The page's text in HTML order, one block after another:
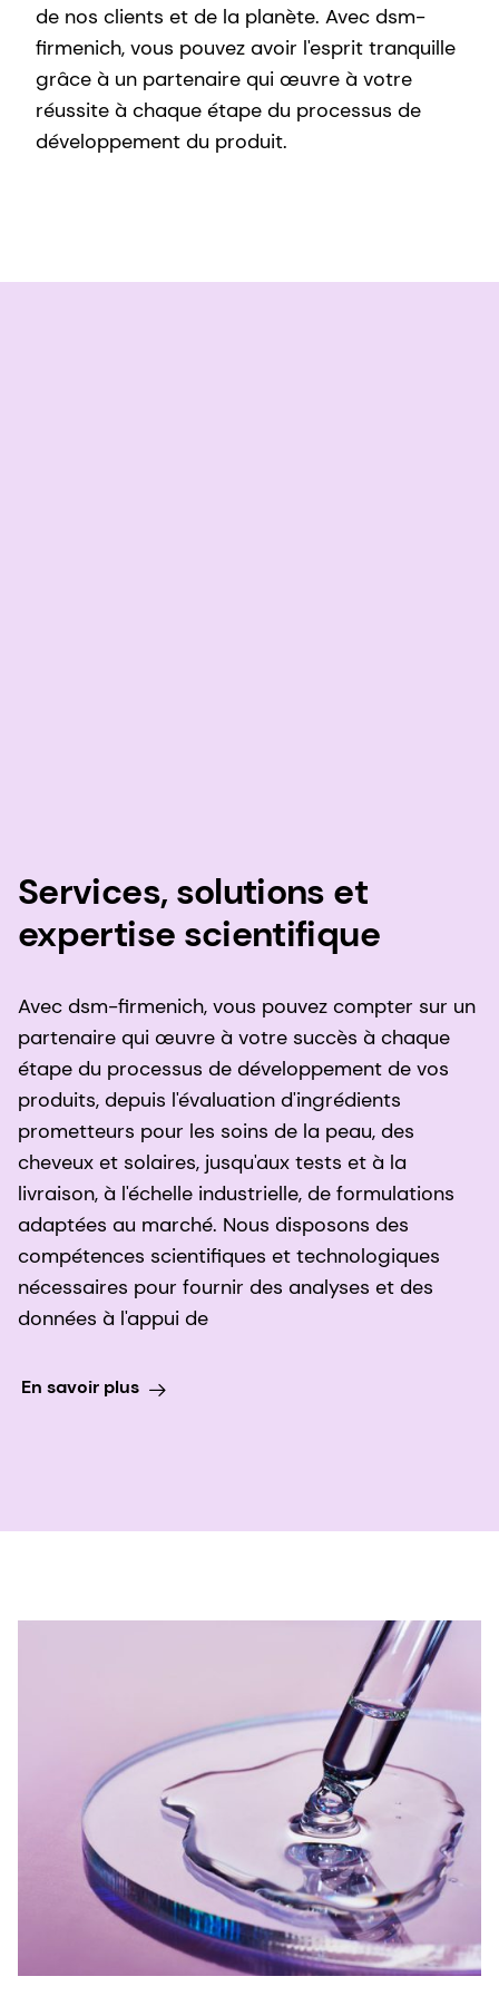
de nos clients et de la planète. Avec dsm-
firmenich, vous pouvez avoir l'esprit tranquille
grâce à un partenaire qui œuvre à votre
réussite à chaque étape du processus de
développement du produit.
Services, solutions et
expertise scientifique
Avec dsm-firmenich, vous pouvez compter sur un
partenaire qui œuvre à votre succès à chaque
étape du processus de développement de vos
produits, depuis l'évaluation d'ingrédients
prometteurs pour les soins de la peau, des
cheveux et solaires, jusqu'aux tests et à la
livraison, à l'échelle industrielle, de formulations
adaptées au marché. Nous disposons des
compétences scientifiques et technologiques
nécessaires pour fournir des analyses et des
données à l'appui de
En savoir plus